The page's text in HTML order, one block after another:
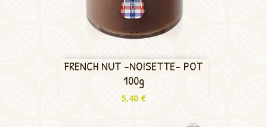
FRENCH NUT -NOISETTE- POT
100g
Prix
5,40 €